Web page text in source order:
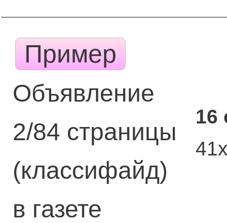
Пример
Объявление
2/84 страницы
(классифайд)
в газете
16